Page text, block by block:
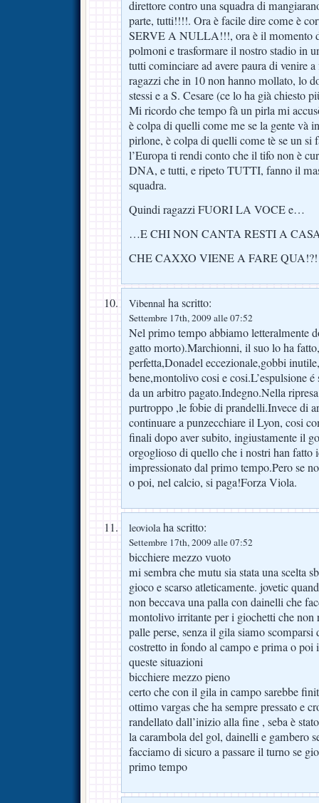
direttore contro una squadra di
parte, tutti!!!!. Ora è facile dire come è
SERVE A NULLA!!!, ora è il momento
polmoni e trasformare il nostro stadio in
tutti cominciare ad avere paura di venire
ragazzi che in 10 non hanno mollato, lo
stessi e a S. Cesare (ce lo ha già chiesto
Mi ricordo che tempo fà un pirla mi
è colpa di quelli come me se la gente
pirlone, è colpa di quelli come tè se un si
l’Europa ti rendi conto che il tifo non è
DNA, e tutti, e ripeto TUTTI, fanno il
squadra.
Quindi ragazzi FUORI LA VOCE e…
…E CHI NON CANTA RESTI A
CHE CAXXO VIENE A FARE QUA!?!
Vibennal ha scritto:
Settembre 17th, 2009 alle 07:52
Nel primo tempo abbiamo letteralmente
gatto morto).Marchionni, il suo lo ha
perfetta,Donadel eccezionale,gobbi
bene,montolivo cosi e cosi.L’espulsione é
da un arbitro pagato.Indegno.Nella
purtroppo ,le fobie di prandelli.Invece di
continuare a punzecchiare il Lyon, cosi
finali dopo aver subito, ingiustamente il
orgoglioso di quello che i nostri han fatto
impressionato dal primo tempo.Pero se
o poi, nel calcio, si paga!Forza Viola.
leoviolaha scritto:
Settembre 17th, 2009 alle 07:52
bicchiere mezzo vuoto
mi sembra che mutu sia stata una scelta
gioco e scarso atleticamente. jovetic
non beccava una palla con dainelli che
montolivo irritante per i giochetti che non
palle perse, senza il gila siamo
costretto in fondo al campo e prima o poi
queste situazioni
bicchiere mezzo pieno
certo che con il gila in campo sarebbe
ottimo vargas che ha sempre pressato e
randellato dall’inizio alla fine , seba è
la carambola del gol, dainelli e gambero
facciamo di sicuro a passare il turno se
primo tempo